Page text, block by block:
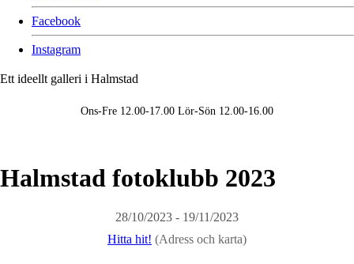
Facebook
Instagram
Ett ideellt galleri i Halmstad
Ons-Fre 12.00-17.00 Lör-Sön 12.00-16.00
Halmstad fotoklubb 2023
28/10/2023 - 19/11/2023
Hitta hit! (Adress och karta)